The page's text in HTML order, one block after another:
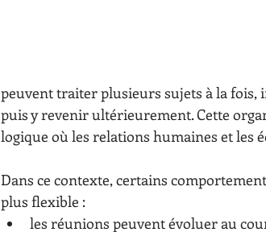
peuvent traiter plusieurs sujets à la
puis y revenir ultérieurement. Cette
logique où les relations humaines et les
Dans ce contexte, certains
plus flexible :
les réunions peuvent évoluer au